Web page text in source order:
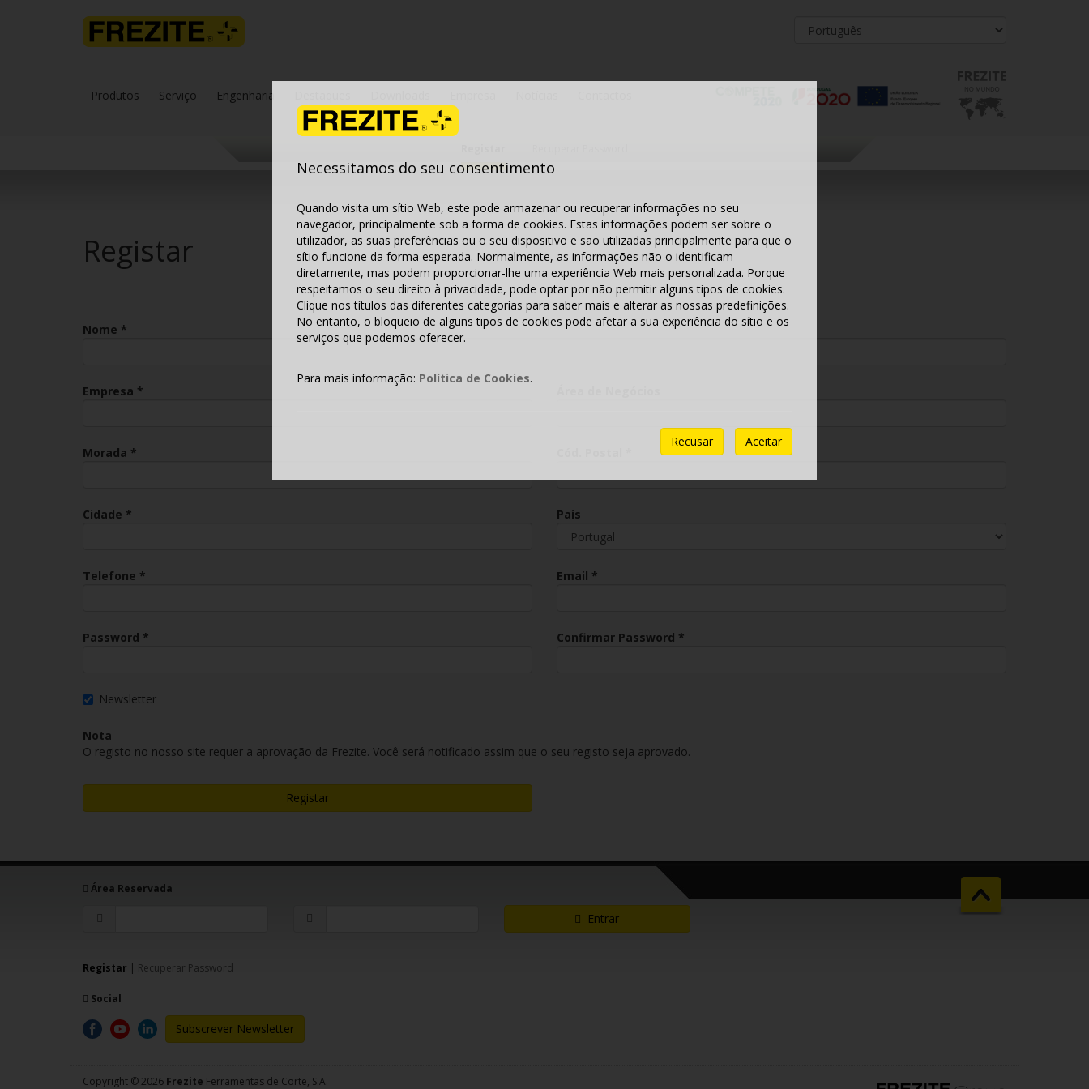
Produtos Serviço Engenharia
Registar
Nome *
Empresa *
Morada *
Cidade * País
Telefone * Email *
Password * Confirmar Password *
Newsletter
Nota
O registo no nosso site requer a aprovação da Frezite. Você será notificado assim que o seu registo seja aprovado.
Registar
Área Reservada
Entrar
Registar | Recuperar Password
Social
Subscrever Newsletter
Copyright © 2026 Frezite Ferramentas de Corte, S.A.
Necessitamos do seu consentimento
Quando visita um sítio Web, este pode armazenar ou recuperar informações no seu
navegador, principalmente sob a forma de cookies. Estas informações podem ser sobre o
utilizador, as suas preferências ou o seu dispositivo e são utilizadas principalmente para que o
sítio funcione da forma esperada. Normalmente, as informações não o identificam
diretamente, mas podem proporcionar-lhe uma experiência Web mais personalizada. Porque
respeitamos o seu direito à privacidade, pode optar por não permitir alguns tipos de cookies.
Clique nos títulos das diferentes categorias para saber mais e alterar as nossas predefinições.
No entanto, o bloqueio de alguns tipos de cookies pode afetar a sua experiência do sítio e os
serviços que podemos oferecer.
Para mais informação: Política de Cookies.
Recusar Aceitar